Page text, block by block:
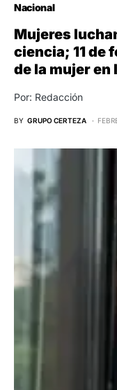
Nacional
Mujeres
ciencia; 11 de
de la mujer en
Por: Redacción
BY GRUPO CERTEZA